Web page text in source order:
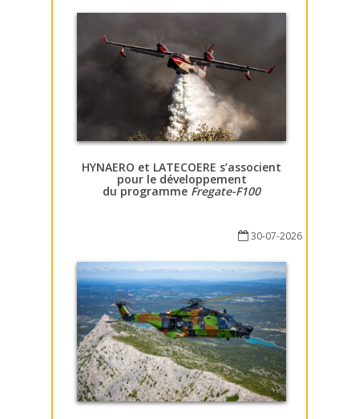
HYNAERO et LATECOERE s’associent
pour le développement
du programme Fregate-F100
30-07-2026